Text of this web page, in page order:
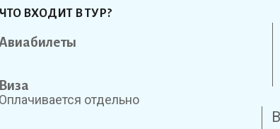
ЧТО ВХОДИТ В ТУР?
Виза
Оплачивается отдельно